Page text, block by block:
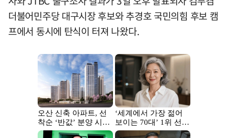
더불어민주당 대구시장 후보와 추경호 국민의힘 후보 캠
프에서 동시에 탄식이 터져 나왔다.